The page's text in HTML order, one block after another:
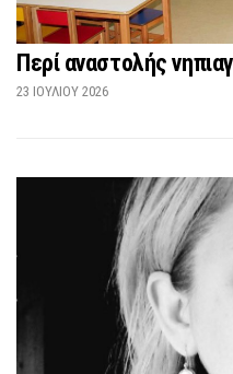
Περί αναστολής
23 ΙΟΥΛΊΟΥ 2026